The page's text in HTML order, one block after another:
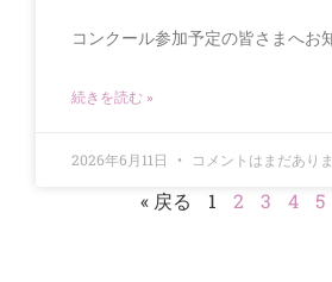
コンクール参加予定の皆さまへお
続きを読む »
2026年6月11日 コメントはまだあり
« 戻る 1 2 3 4 5